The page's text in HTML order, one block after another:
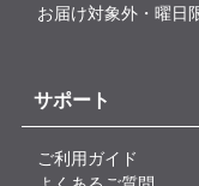
お届け対象外・曜日
サポート
ご利用ガイド